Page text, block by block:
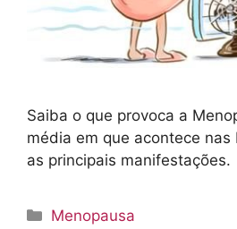
Saiba o que provoca a
média em que acontece nas
as principais manifestações.
Categorias
Menopausa